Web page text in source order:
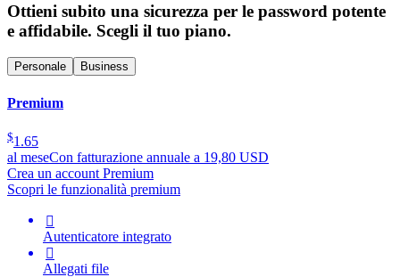
Ottieni subito una sicurezza per le password potente
e affidabile. Scegli il tuo piano.
Personale Business
Premium
$1.65
al meseCon fatturazione annuale a 19,80 USD
Crea un account Premium
Scopri le funzionalità premium

Autenticatore integrato

Allegati file